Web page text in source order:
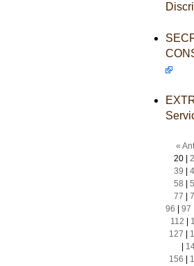
«
20|
39
58
77
96
97
112
127
156